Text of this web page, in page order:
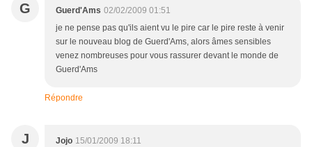
G Guerd'Ams 02/02/2009 01:51
je ne pense pas qu'ils aient vu le pire car le pire reste à venir
sur le nouveau blog de Guerd'Ams, alors âmes sensibles
venez nombreuses pour vous rassurer devant le monde de
Guerd'Ams
Répondre
J Jojo 15/01/2009 18:11